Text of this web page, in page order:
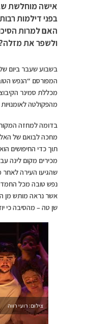
אישה מוחלשת
בפני דילמות
האם למרות
ולשפר את
בשבוע שעבר ביום
המפורסם “הנפש
מכללת סמינר
מהפקולטה
בדומה למחזה
מחכה לבואם של
תוך כדי החיפושים
מכירים מקום לינה
שהגיעו העירה
נפש טובה מכל
אשר נראה מותש מן
שן טה – מהסיבה כי
צילום: רועי רווה